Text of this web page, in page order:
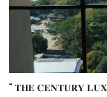
" 𝐓𝐇𝐄 𝐂𝐄𝐍𝐓𝐔𝐑𝐘